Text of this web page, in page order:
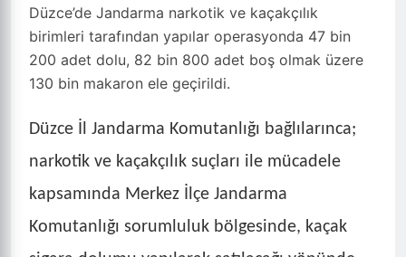
Düzce’de Jandarma narkotik ve kaçakçılık
birimleri tarafından yapılar operasyonda 47 bin
·
MERKEZ / DÜZCE
·
HaberDüzce E.
·